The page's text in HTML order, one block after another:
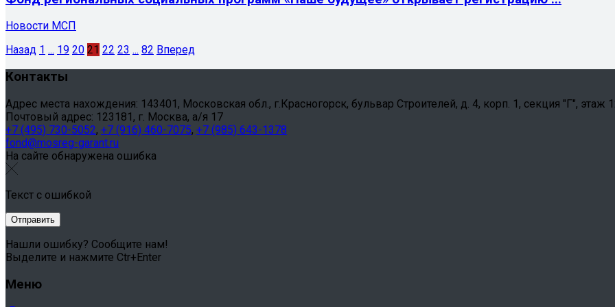
Новости МСП
Назад 1 ... 19 20 21 22 23 ... 82 Вперед
Контакты
Адрес места нахождения: 143401, Московская обл., г.Красногорск, бульвар Строителей, д. 4, корп. 1, секция "Г", этаж
Почтовый адрес: 123181, г. Москва, а/я 17
+7 (495) 730-5052, +7 (916) 460-7075, +7 (985) 643-1378
fond@mosreg-garant.ru
На сайте обнаружена ошибка
Текст с ошибкой
Нашли ошибку? Сообщите нам!
Выделите и нажмите Ctr+Enter
Меню